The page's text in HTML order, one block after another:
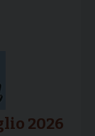
2026